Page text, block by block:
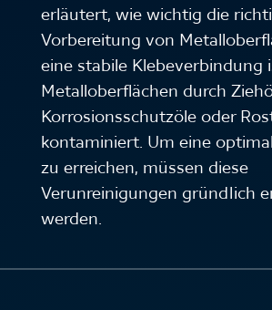
erläutert, wie wichtig die
Vorbereitung von
eine stabile Klebeverbindung
Metalloberflächen durch
Korrosionsschutzöle oder
kontaminiert. Um eine
zu erreichen, müssen diese
Verunreinigungen gründlich
werden.